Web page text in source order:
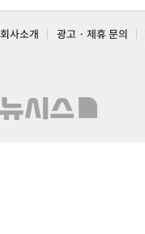
회사소개 광고 · 제휴 문의